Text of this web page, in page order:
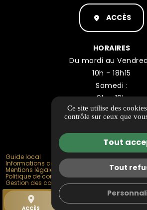
place
ACCÈS
ACCÈS
HORAIRES
Du mardi au
10h - 18h15
Samedi :
9h - 16h
Guide local
Informations complémentaires
Mentions légales
Politique de confidentialité
Gestion des cookies
Ce site utilise des
contrôle sur ceux que
Tout
Tout